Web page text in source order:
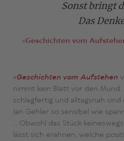
Sonst bringt
Das
«Geschichten vom
«Geschichten vom Aufstehen
nimmt kein Blatt vor den Mund
schlagfertig und alltagsnah sind
Jan Gehler so sensibel wie
… Obwohl das Stück
lässt sich erahnen, welche